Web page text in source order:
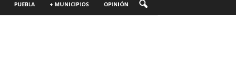
PUEBLA + MUNICIPIOS OPINIÓN